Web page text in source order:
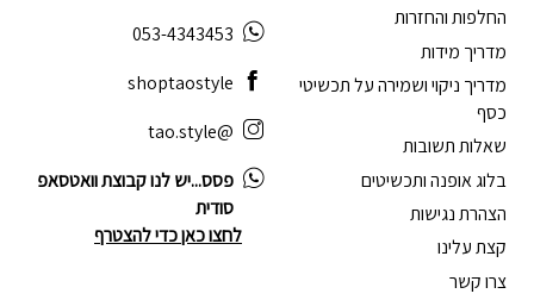
החלפות והחזרות
מדריך מידות
מדריך ניקוי ושמירה על תכשיטי
כסף
שאלות תשובות
בלוג אופנה ותכשיטים
הצהרת נגישות
קצת עלינו
צרו קשר
053-4343453
shoptaostyle
@tao.style
פסס...יש לנו קבוצת וואטסאפ
סודית
לחצו כאן כדי להצטרף